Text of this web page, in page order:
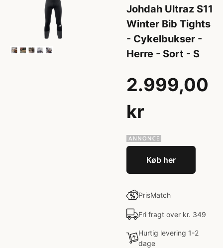
Johdah Ultraz S11
Winter Bib Tights
- Cykelbukser -
Herre - Sort - S
2.999,00
kr
Køb her
PrisMatch
Fri fragt over kr. 349
Hurtig levering 1-2
dage